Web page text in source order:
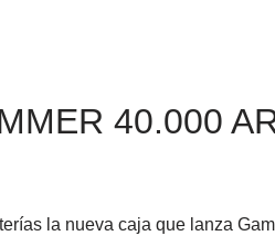
40.000
la nueva caja que lanza